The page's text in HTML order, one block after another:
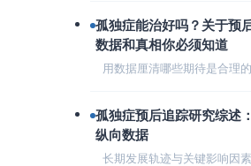
孤独症能治好吗？关于预
数据和真相你必须知道
用数据厘清哪些期待是合理
孤独症预后追踪研究综述
纵向数据
长期发展轨迹与关键影响因素